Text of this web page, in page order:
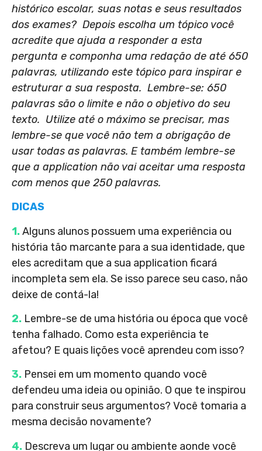
histórico escolar, suas notas e seus resultados
dos exames? Depois escolha um tópico você
acredite que ajuda a responder a esta
pergunta e componha uma redação de até 650
palavras, utilizando este tópico para inspirar e
estruturar a sua resposta. Lembre-se: 650
palavras são o limite e não o objetivo do seu
texto. Utilize até o máximo se precisar, mas
lembre-se que você não tem a obrigação de
usar todas as palavras. E também lembre-se
que a application não vai aceitar uma resposta
com menos que 250 palavras.
DICAS
1.Alguns alunos possuem uma experiência ou
história tão marcante para a sua identidade, que
eles acreditam que a sua application ficará
incompleta sem ela. Se isso parece seu caso, não
deixe de contá-la!
2. Lembre-se de uma história ou época que você
tenha falhado. Como esta experiência te
afetou? E quais lições você aprendeu com isso?
3. Pensei em um momento quando você
defendeu uma ideia ou opinião. O que te inspirou
para construir seus argumentos? Você tomaria a
mesma decisão novamente?
4. Descreva um lugar ou ambiente aonde você